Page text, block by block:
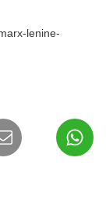
lenine-